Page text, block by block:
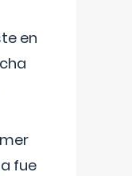
en
fue